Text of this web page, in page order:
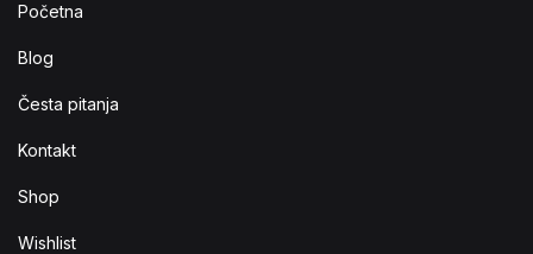
Početna
Blog
Česta pitanja
Kontakt
Shop
Wishlist